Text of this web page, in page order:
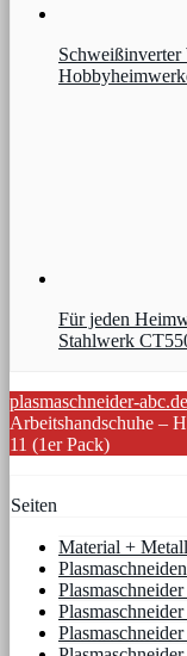
Für jeden
Stahlwerk
plasmaschneider-abc.de
Arbeitshandschuhe –
11 (1er Pack)
Seiten
Material +